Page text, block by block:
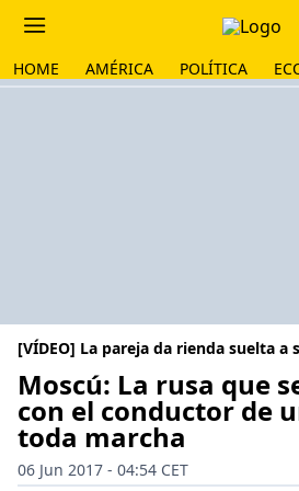
HOME AMÉRICA POLÍTICA
[VÍDEO] La pareja da rienda suelta a
Moscú: La rusa que
con el conductor de
toda marcha
06 Jun 2017 - 04:54 CET